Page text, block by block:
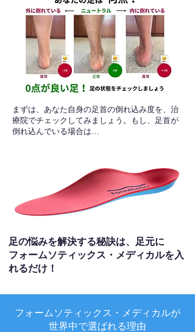
​まずは、あなた自身の足首の倒れ込み度を、治
療院でチェックしてみましょう。もし、足首が
倒れ込んでいる場合は…
足の悩みを解決する秘訣は、足元に
フォームソティックス・メディカルを入
れるだけ！
フォームソティックス・メディカルが
世界中で選ばれる理由